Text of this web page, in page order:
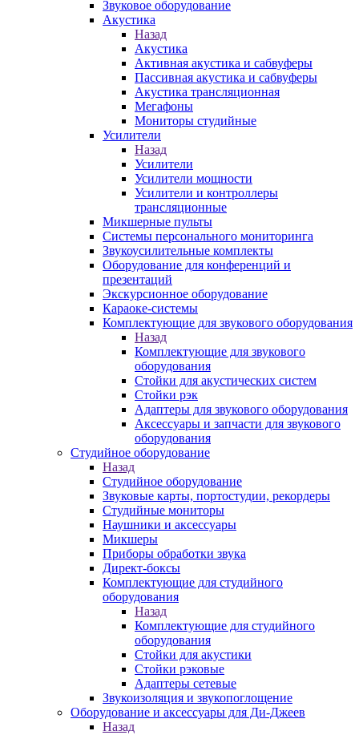
Звуковое оборудование
Акустика
Назад
Акустика
Активная акустика и сабвуферы
Пассивная акустика и сабвуферы
Акустика трансляционная
Мегафоны
Мониторы студийные
Усилители
Назад
Усилители
Усилители мощности
Усилители и контроллеры
трансляционные
Микшерные пульты
Системы персонального мониторинга
Звукоусилительные комплекты
Оборудование для конференций и
презентаций
Экскурсионное оборудование
Караоке-системы
Комплектующие для звукового оборудования
Назад
Комплектующие для звукового
оборудования
Стойки для акустических систем
Стойки рэк
Адаптеры для звукового оборудования
Аксессуары и запчасти для звукового
оборудования
Студийное оборудование
Назад
Студийное оборудование
Звуковые карты, портостудии, рекордеры
Студийные мониторы
Наушники и аксессуары
Микшеры
Приборы обработки звука
Директ-боксы
Комплектующие для студийного
оборудования
Назад
Комплектующие для студийного
оборудования
Стойки для акустики
Стойки рэковые
Адаптеры сетевые
Звукоизоляция и звукопоглощение
Оборудование и аксессуары для Ди-Джеев
Назад